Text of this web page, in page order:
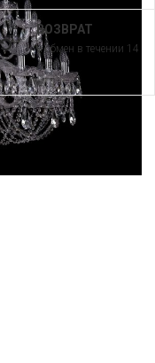
ВОЗВРАТ
и обмен в течении 14
дней